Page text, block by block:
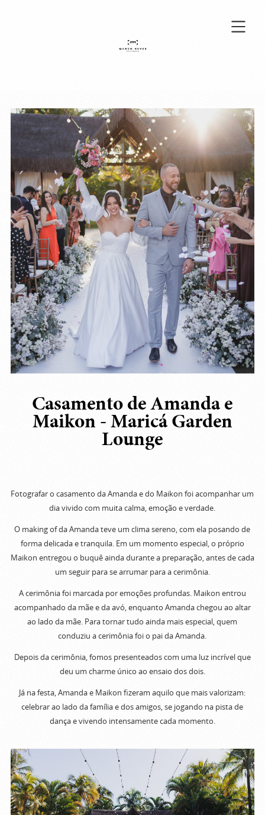
Casamento de Amanda e
Maikon - Maricá Garden
Lounge
Fotografar o casamento da Amanda e do Maikon foi acompanhar um
dia vivido com muita calma, emoção e verdade.
O making of da Amanda teve um clima sereno, com ela posando de
forma delicada e tranquila. Em um momento especial, o próprio
Maikon entregou o buquê ainda durante a preparação, antes de cada
um seguir para se arrumar para a cerimônia.
A cerimônia foi marcada por emoções profundas. Maikon entrou
acompanhado da mãe e da avó, enquanto Amanda chegou ao altar
ao lado da mãe. Para tornar tudo ainda mais especial, quem
conduziu a cerimônia foi o pai da Amanda.
Depois da cerimônia, fomos presenteados com uma luz incrível que
deu um charme único ao ensaio dos dois.
Já na festa, Amanda e Maikon fizeram aquilo que mais valorizam:
celebrar ao lado da família e dos amigos, se jogando na pista de
dança e vivendo intensamente cada momento.